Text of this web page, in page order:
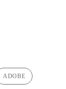
ADOBE